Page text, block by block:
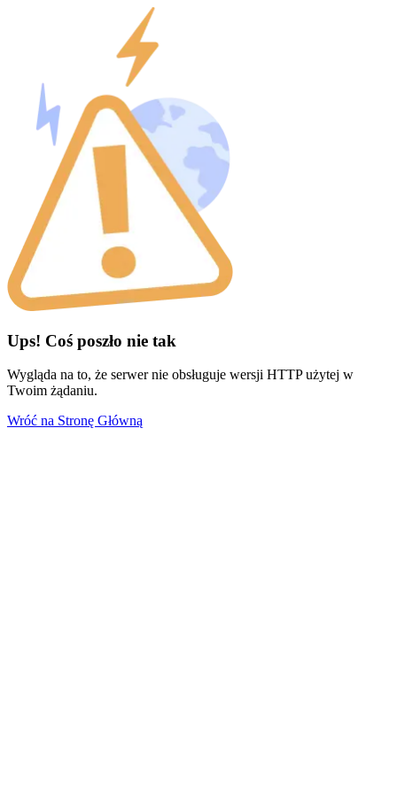
Ups! Coś poszło nie tak
Wygląda na to, że serwer nie obsługuje wersji HTTP użytej w
Twoim żądaniu.
Wróć na Stronę Główną